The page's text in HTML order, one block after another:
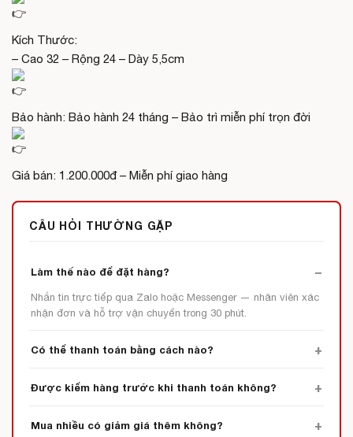
Kích Thước:
– Cao 32 – Rộng 24 – Dày 5,5cm
Bảo hành: Bảo hành 24 tháng – Bảo trì miễn phí trọn đời
Giá bán: 1.200.000đ – Miễn phí giao hàng
CÂU HỎI THƯỜNG GẶP
Làm thế nào để đặt hàng?
Nhắn tin trực tiếp qua Zalo hoặc Messenger — nhân viên xác
nhận đơn và hỗ trợ vận chuyển trong 30 phút.
Có thể thanh toán bằng cách nào?
Được kiểm hàng trước khi thanh toán không?
Mua nhiều có giảm giá thêm không?